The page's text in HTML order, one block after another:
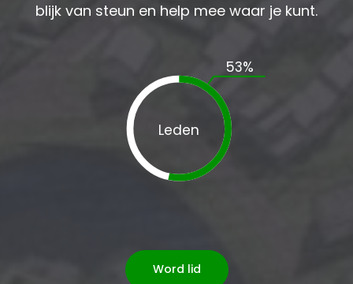
blijk van steun en help mee waar je kunt.
Leden
53%
Word lid